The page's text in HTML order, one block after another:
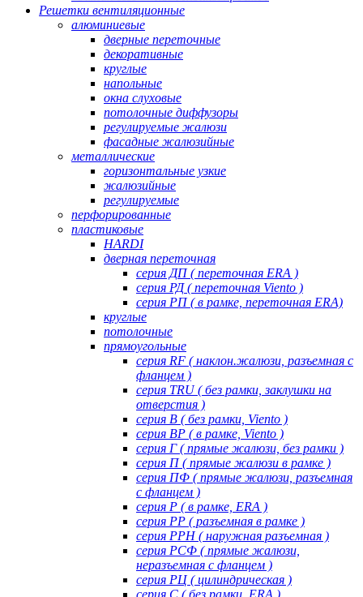
Решетки вентиляционные
алюминиевые
дверные переточные
декоративные
круглые
напольные
окна слуховые
потолочные диффузоры
регулируемые жалюзи
фасадные жалюзийные
металлические
горизонтальные узкие
жалюзийные
регулируемые
перфорированные
пластиковые
HARDI
дверная переточная
серия ДП ( переточная ERA )
серия РД ( переточная Viento )
серия РП ( в рамке, переточная ERA)
круглые
потолочные
прямоугольные
серия RF ( наклон.жалюзи, разъемная с
фланцем )
серия TRU ( без рамки, заклушки на
отверстия )
серия В ( без рамки, Viento )
серия ВР ( в рамке, Viento )
серия Г ( прямые жалюзи, без рамки )
серия П ( прямые жалюзи в рамке )
серия ПФ ( прямые жалюзи, разъемная
с фланцем )
серия Р ( в рамке, ERA )
серия РР ( разъемная в рамке )
серия РРН ( наружная разъемная )
серия РСФ ( прямые жалюзи,
неразъемная с фланцем )
серия РЦ ( цилиндрическая )
серия С ( без рамки, ERA )